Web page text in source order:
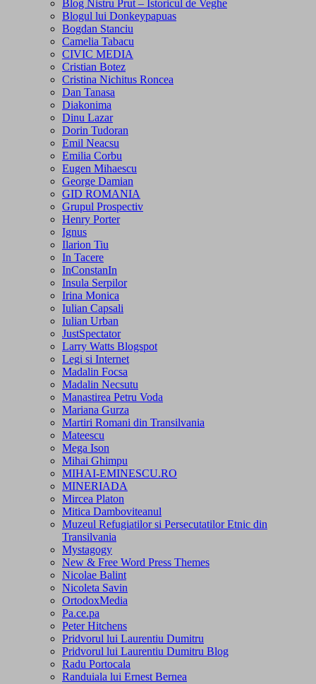
Blog Nistru Prut – Istoricul de Veghe
Blogul lui Donkeypapuas
Bogdan Stanciu
Camelia Tabacu
CIVIC MEDIA
Cristian Botez
Cristina Nichitus Roncea
Dan Tanasa
Diakonima
Dinu Lazar
Dorin Tudoran
Emil Neacsu
Emilia Corbu
Eugen Mihaescu
George Damian
GID ROMANIA
Grupul Prospectiv
Henry Porter
Ignus
Ilarion Tiu
In Tacere
InConstanIn
Insula Serpilor
Irina Monica
Iulian Capsali
Iulian Urban
JustSpectator
Larry Watts Blogspot
Legi si Internet
Madalin Focsa
Madalin Necsutu
Manastirea Petru Voda
Mariana Gurza
Martiri Romani din Transilvania
Mateescu
Mega Ison
Mihai Ghimpu
MIHAI-EMINESCU.RO
MINERIADA
Mircea Platon
Mitica Damboviteanul
Muzeul Refugiatilor si Persecutatilor Etnic din
Transilvania
Mystagogy
New & Free Word Press Themes
Nicolae Balint
Nicoleta Savin
OrtodoxMedia
Pa.ce.pa
Peter Hitchens
Pridvorul lui Laurentiu Dumitru
Pridvorul lui Laurentiu Dumitru Blog
Radu Portocala
Randuiala lui Ernest Bernea